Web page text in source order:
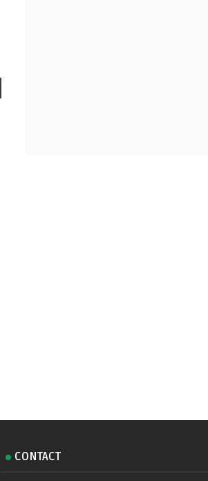
CONTACT